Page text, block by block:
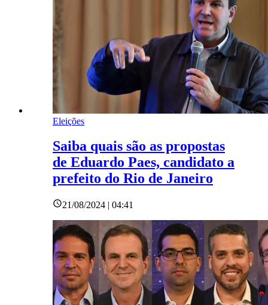
Eleições
Saiba quais são as propostas
de Eduardo Paes, candidato a
prefeito do Rio de Janeiro
21/08/2024 | 04:41